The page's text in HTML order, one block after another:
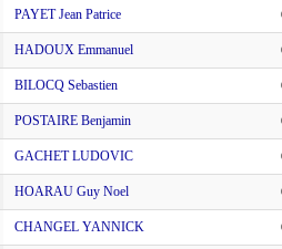
PAYET Jean Patrice
HADOUX Emmanuel
BILOCQ Sebastien
POSTAIRE Benjamin
GACHET LUDOVIC
HOARAU Guy Noel
CHANGEL YANNICK